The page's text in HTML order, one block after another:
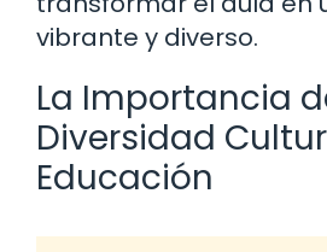
vibrante y diverso.
La Importancia
Diversidad
Educación